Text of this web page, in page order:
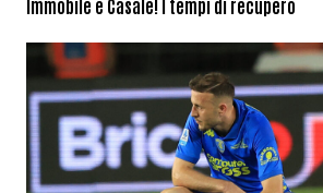
Immobile e Casale! I tempi di recupero